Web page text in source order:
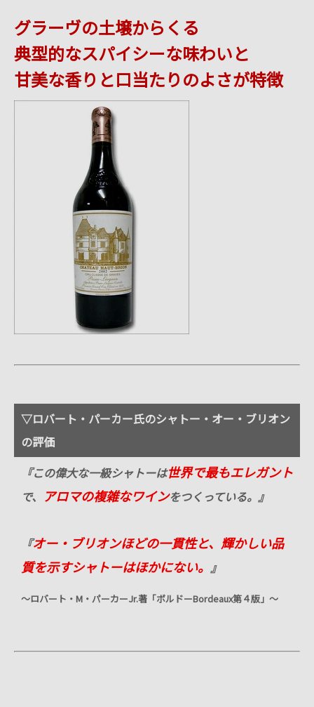
グラーヴの土壌からくる
典型的なスパイシーな味わいと
甘美な香りと口当たりのよさが特徴
▽ロバート・パーカー氏のシャトー・オー・ブリオン
の評価
『この偉大な一級シャトーは世界で最もエレガント
で、 アロマの複雑なワインをつくっている。』
『オー・ブリオンほどの一貫性と、輝かしい品
質を示すシャトーはほかにない。 』
～ロバート・ M ・パーカーJr.著「ボルドーBordeaux第４版」～